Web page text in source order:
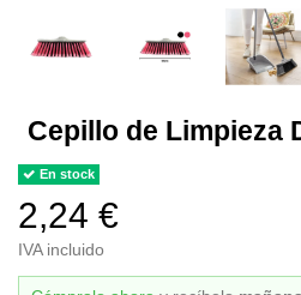
Cepillo de Limpieza
En stock
2,24 €
IVA incluido